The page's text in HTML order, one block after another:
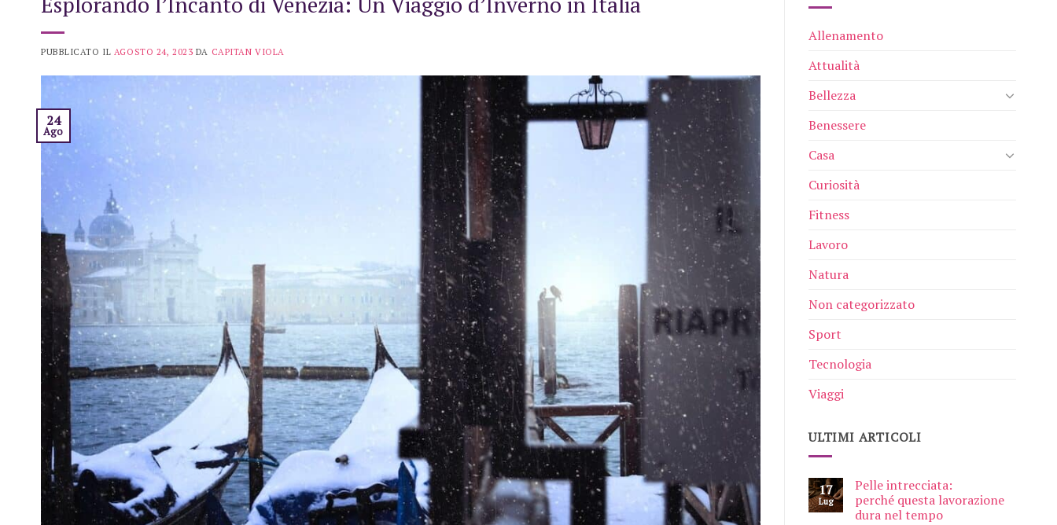
PUBBLICATO IL AGOSTO 24, 2023 DA CAPITAN VIOLA
24
Ago
Allenamento
Attualità
Bellezza
Benessere
Casa
Curiosità
Fitness
Lavoro
Natura
Non categorizzato
Sport
Tecnologia
Viaggi
ULTIMI ARTICOLI
17
Lug
Pelle intrecciata:
perché questa lavorazione
dura nel tempo